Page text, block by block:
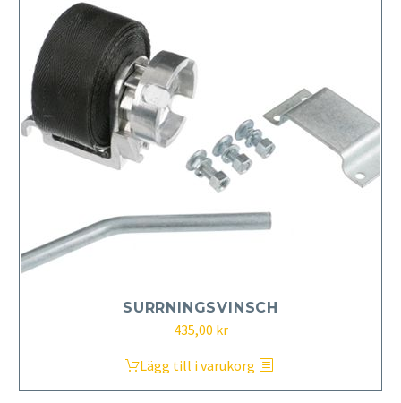
SURRNINGSVINSCH
435,00 kr
Lägg till i varukorg